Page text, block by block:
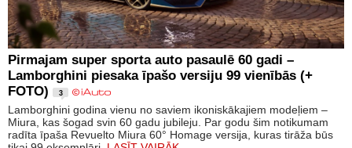
Pirmajam super sporta auto pasaulē 60 gadi –
Lamborghini piesaka īpašo versiju 99 vienībās (+
FOTO)
3
Lamborghini godina vienu no saviem ikoniskākajiem modeļiem –
Miura, kas šogad svin 60 gadu jubileju. Par godu šim notikumam
radīta īpaša Revuelto Miura 60° Homage versija, kuras tirāža būs